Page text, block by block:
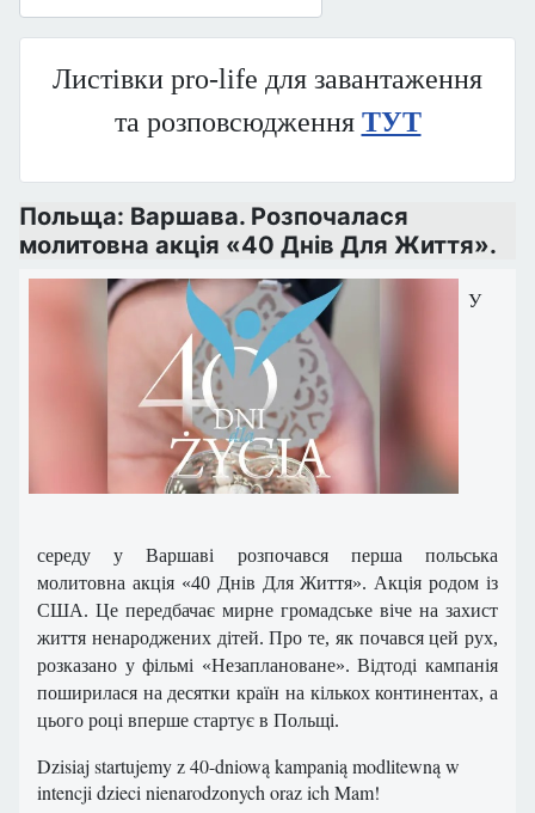
Листівки pro-life для завантаження
та розповсюдження ТУТ
Польща: Варшава. Розпочалася
молитовна акція «40 Днів Для Життя».
У
середу у Варшаві розпочався перша польська
молитовна акція «40 Днів Для Життя». Акція родом із
США. Це передбачає мирне громадське віче на захист
життя ненароджених дітей. Про те, як почався цей рух,
розказано у фільмі «Незаплановане». Відтоді кампанія
поширилася на десятки країн на кількох континентах, а
цього році вперше стартує в Польщі.
Dzisiaj startujemy z 40-dniową kampanią modlitewną w
intencji dzieci nienarodzonych oraz ich Mam!